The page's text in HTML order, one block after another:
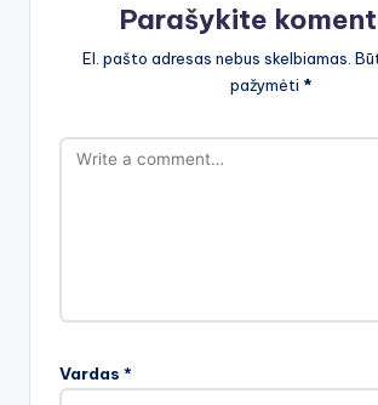
Parašykite
El. pašto adresas nebus skelbiamas.
pažymėti *
Vardas *